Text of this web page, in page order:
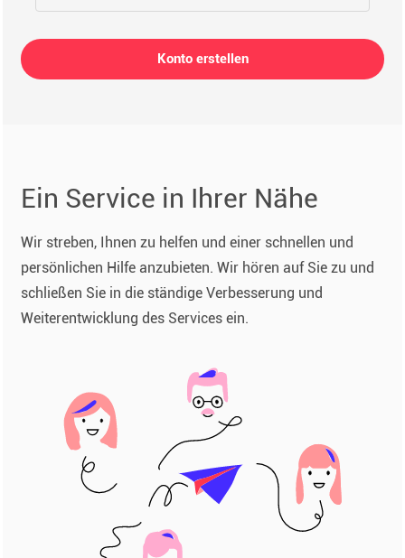
Konto erstellen
Ein Service in Ihrer Nähe
Wir streben, Ihnen zu helfen und einer schnellen und
persönlichen Hilfe anzubieten. Wir hören auf Sie zu und
schließen Sie in die ständige Verbesserung und
Weiterentwicklung des Services ein.